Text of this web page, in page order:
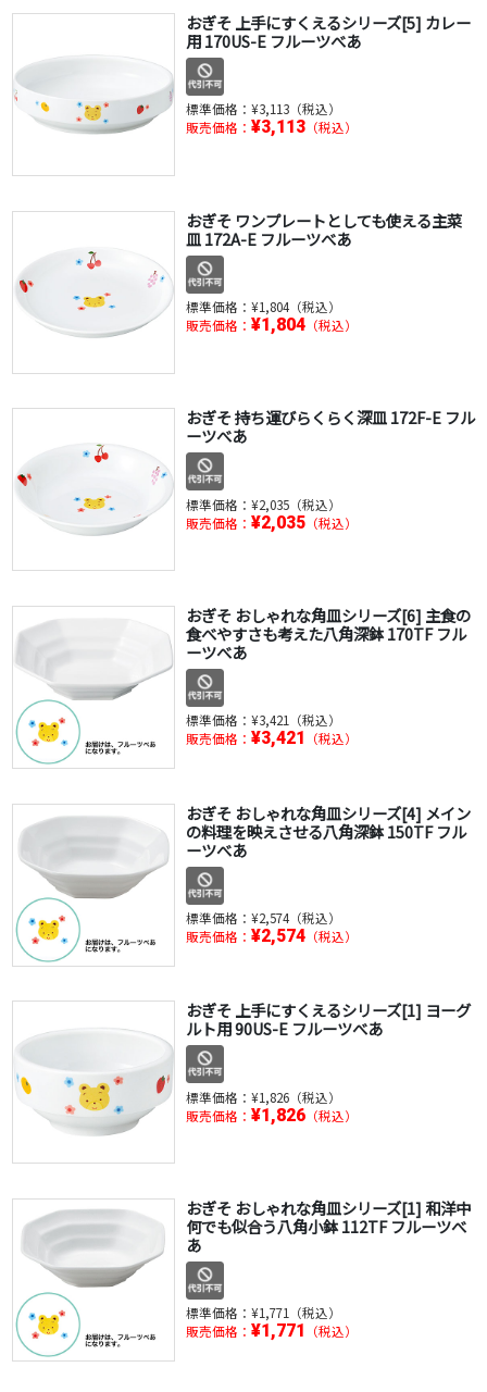
おぎそ 上手にすくえるシリーズ[5] カレー
用 170US-E フルーツべあ
標準価格： ¥3,113（税込）
販売価格： ¥3,113（税込）
おぎそ ワンプレートとしても使える主菜
皿 172A-E フルーツべあ
標準価格： ¥1,804（税込）
販売価格： ¥1,804（税込）
おぎそ 持ち運びらくらく深皿 172F-E フル
ーツべあ
標準価格： ¥2,035（税込）
販売価格： ¥2,035（税込）
おぎそ おしゃれな角皿シリーズ[6] 主食の
食べやすさも考えた八角深鉢 170TF フル
ーツべあ
標準価格： ¥3,421（税込）
販売価格： ¥3,421 （税込）
おぎそ おしゃれな角皿シリーズ[4] メイン
の料理を映えさせる八角深鉢 150TF フル
ーツべあ
標準価格： ¥2,574（税込）
販売価格： ¥2,574（税込）
おぎそ 上手にすくえるシリーズ[1] ヨーグ
ルト用 90US-E フルーツべあ
標準価格： ¥1,826（税込）
販売価格： ¥1,826（税込）
おぎそ おしゃれな角皿シリーズ[1] 和洋中
何でも似合う八角小鉢 112TF フルーツべ
あ
標準価格： ¥1,771（税込）
販売価格： ¥1,771 （税込）